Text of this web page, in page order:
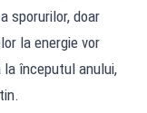
sporurilor, doar
la energie vor
începutul anului,